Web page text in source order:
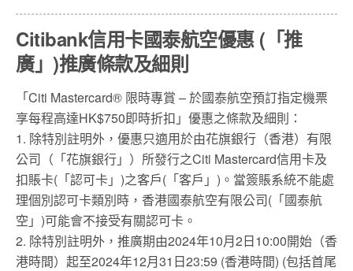
Citibank信用卡國泰航空優惠 (「推
廣」)推廣條款及細則
「Citi Mastercard® 限時專賞 – 於國泰航空預訂指定機票
享每程高達HK$750即時折扣」優惠之條款及細則：
1. 除特別註明外，優惠只適用於由花旗銀行（香港）有限
公司（「花旗銀行」）所發行之Citi Mastercard信用卡及
扣賬卡(「認可卡」)之客戶(「客戶」)。當簽賬系統不能處
理個別認可卡類別時，香港國泰航空有限公司(「國泰航
空」)可能會不接受有關認可卡。
2. 除特別註明外，推廣期由2024年10月2日10:00開始（香
港時間）起至2024年12月31日23:59 (香港時間) (包括首尾